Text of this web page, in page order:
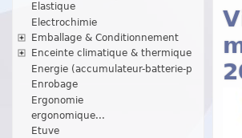
Elastique
Electrochimie
Emballage & Conditionnement
Enceinte climatique & thermique
Energie (accumulateur-batterie-p
Enrobage
Ergonomie
ergonomique...
Etuve